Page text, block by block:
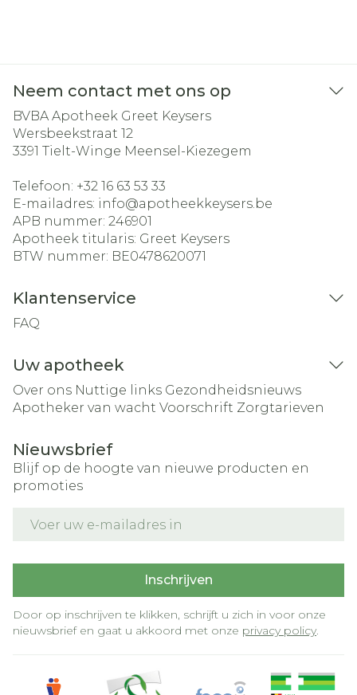
Neem contact met ons op
BVBA Apotheek Greet Keysers
Wersbeekstraat 12
3391 Tielt-Winge Meensel-Kiezegem
Telefoon: +32 16 63 53 33
E-mailadres: info@apotheekkeysers.be
APB nummer: 246901
Apotheek titularis: Greet Keysers
BTW nummer: BE0478620071
Klantenservice
FAQ
Uw apotheek
Over ons Nuttige links Gezondheidsnieuws
Apotheker van wacht Voorschrift Zorgtarieven
Nieuwsbrief
Blijf op de hoogte van nieuwe producten en
promoties
Inschrijven
Door op inschrijven te klikken, schrijft u zich in voor onze
nieuwsbrief en gaat u akkoord met onze privacy policy.